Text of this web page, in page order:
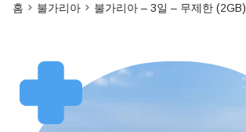
홈 불가리아 불가리아 – 3일 – 무제한 (2GB)